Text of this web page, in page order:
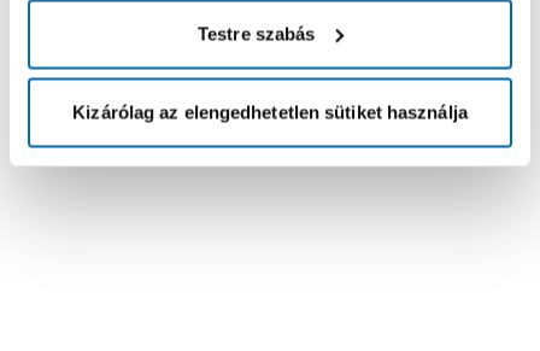
Testre szabás
Kizárólag az elengedhetetlen sütiket használja